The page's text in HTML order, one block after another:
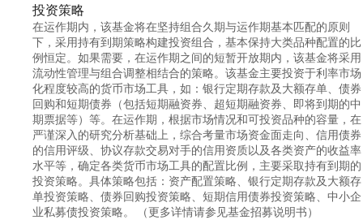
投资策略
在运作期内，该基金将在坚持组合久期与运作期基本匹配的原则
下，采用持有到期策略构建投资组合，基本保持大类品种配置的比
例恒定。如果需要，在运作期之间的短暂开放期内，该基金将采用
流动性管理与组合调整相结合的策略。该基金主要投资于利率市场
化程度较高的货币市场工具，如：银行定期存款及大额存单、债券
回购和短期债券（包括短期融资券、超短期融资券、即将到期的中
期票据等）等。在运作期，根据市场情况和可投资品种的容量，在
严谨深入的研究分析基础上，综合考量市场资金面走向、信用债券
的信用评级、协议存款交易对手的信用资质以及各类资产的收益率
水平等，确定各类货币市场工具的配置比例，主要采取持有到期的
投资策略。具体策略包括：资产配置策略、银行定期存款及大额存
单投资策略、债券回购投资策略、短期信用债券投资策略、中小企
业私募债投资策略。 （更多详情请参见基金招募说明书）